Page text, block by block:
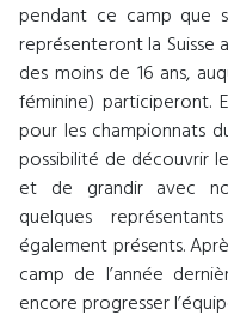
pendant ce camp que
représenteront la Suisse
des moins de 16 ans,
féminine) participeront.
pour les championnats
possibilité de découvrir
et de grandir avec
quelques
également présents.
camp de l’année
encore progresser